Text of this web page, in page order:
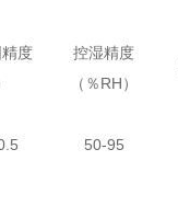
度
控湿精度
（％RH）
50-95